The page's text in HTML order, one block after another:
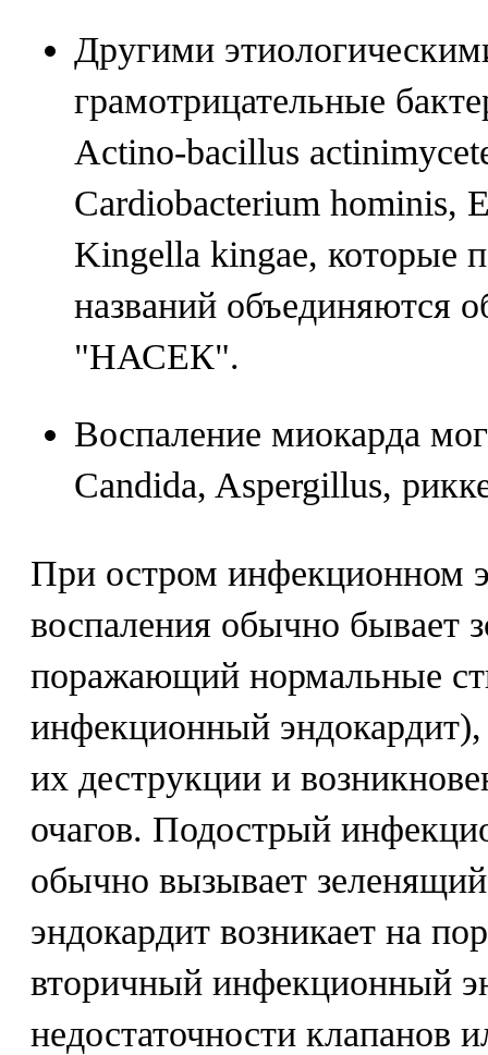
Другими
грамотрицательные
Actino-bacillus
Cardiobacterium hominis,
Kingella kingae, которые
названий объединяются
"НАСЕК".
Воспаление миокарда
Candida, Aspergillus,
При остром инфекционном
воспаления обычно бывает
поражающий нормальные
инфекционный
их деструкции и
очагов. Подострый
обычно вызывает
эндокардит возникает на
вторичный инфекционный
недостаточности клапанов